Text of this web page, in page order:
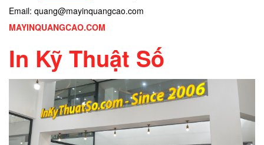
Email: quang@mayinquangcao.com
MAYINQUANGCAO.COM
In Kỹ Thuật Số